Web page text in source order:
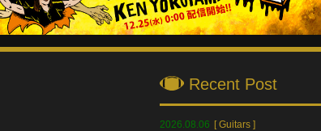
Recent Post
2026.08.06 [Guitars ]